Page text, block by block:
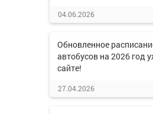
04.06.2026
Обновленное
автобусов на 2026 год
сайте!
27.04.2026